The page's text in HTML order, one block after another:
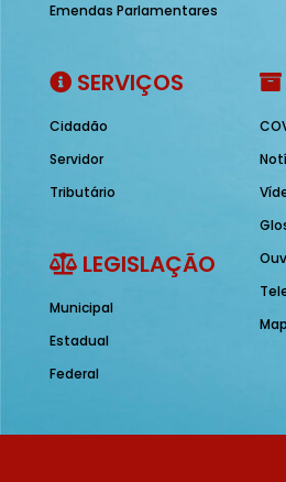
Emendas Parlamentares
SERVIÇOS
Cidadão
Servidor
Tributário
LEGISLAÇÃO
Municipal
Estadual
Federal